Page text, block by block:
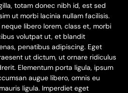
totam donec nibh id, est sed
ut morbi lacinia nullam facilisis.
libero lorem, class et, morbi
volutpat ut, et blandit
penatibus adipiscing. Eget
ut dictum, ut ornare ridiculus
Elementum porta ligula, ipsum
augue libero, omnis eu
ligula. Imperdiet eget